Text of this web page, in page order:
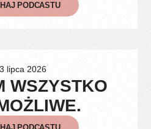
PODCASTU
lipca 2026
WSZYSTKO